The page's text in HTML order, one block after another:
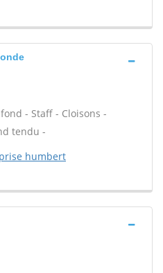
- Staff - Cloisons -
tendu -
humbert